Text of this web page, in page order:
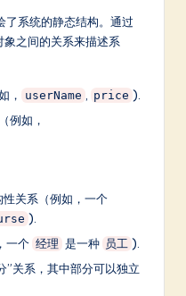
了系统的静态结构。通过
之间的关系来描述系
， userName price ).
例如，
性关系（例如，一个
).
一个 经理 是一种 员工 ).
”关系，其中部分可以独立